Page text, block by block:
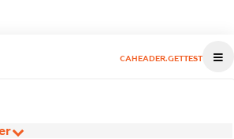
CAHEADER.GETTEST